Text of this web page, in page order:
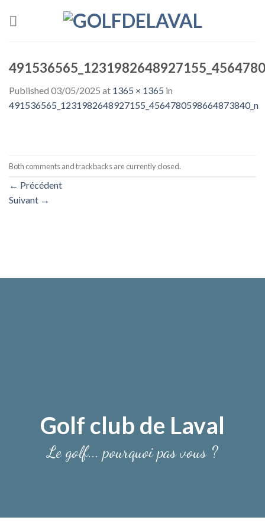
Published 03/05/2025 at 1365 × 1365 in
491536565_1231982648927155_4564780598664873840_n
Both comments and trackbacks are currently closed.
← Précédent
Suivant →
Golf club de Laval
Le golf... pourquoi pas vous ?